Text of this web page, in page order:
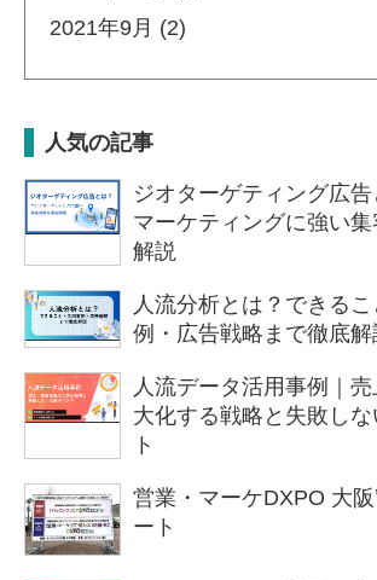
2021年9月 (2)
人気の記事
ジオターゲティング広
マーケティングに強い
解説
人流分析とは？できる
例・広告戦略まで徹底解
人流データ活用事例｜
大化する戦略と失敗し
ト
営業・マーケDXPO 大阪
ート